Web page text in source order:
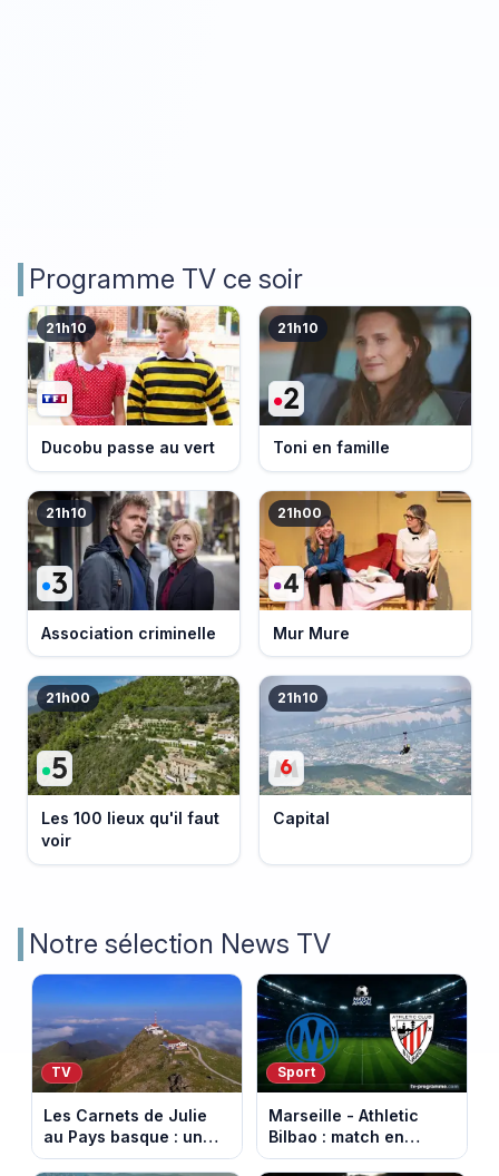
Programme TV ce soir
21h10
Ducobu passe au vert
21h10
Toni en famille
21h10
Association criminelle
21h00
Mur Mure
21h00
Les 100 lieux qu'il faut
voir
21h10
Capital
Notre sélection News TV
TV
Les Carnets de Julie
au Pays basque : un
banquet au sommet de
Sport
Marseille - Athletic
Bilbao : match en
direct sur Ligue 1+ à